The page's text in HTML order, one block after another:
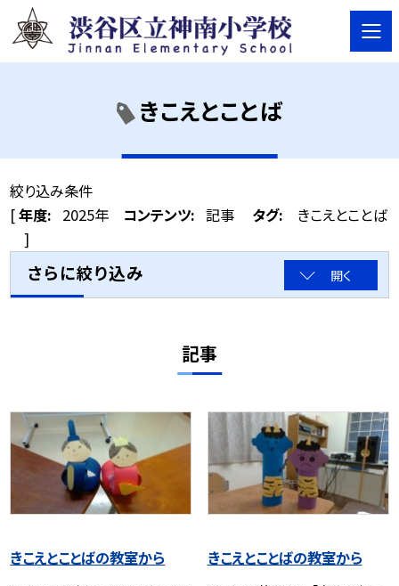
きこえとことば
絞り込み条件
[年度: 2025年 コンテンツ: 記事 タグ:
きこえとことば
]
さらに絞り込み 開く
記事
きこえとことばの教室から きこえとことばの教室から